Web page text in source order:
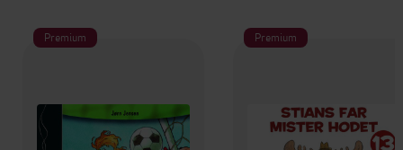
Premium Premium